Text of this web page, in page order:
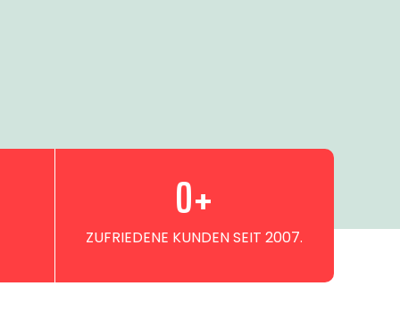
ZUFRIEDENE KUNDEN SEIT 2007.
0+